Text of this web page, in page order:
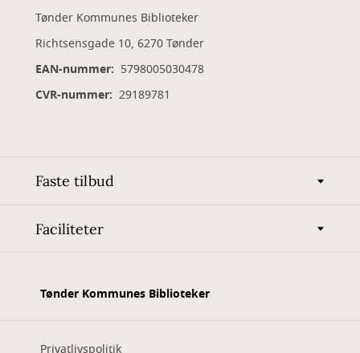
Tønder Kommunes Biblioteker
Richtsensgade 10, 6270 Tønder
EAN-nummer: 5798005030478
CVR-nummer: 29189781
Faste tilbud
Faciliteter
Tønder Kommunes Biblioteker
Privatlivspolitik